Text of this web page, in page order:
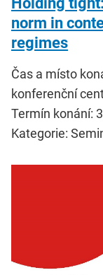
norm in
regimes
Čas a místo
konferenční
Termín konání:
Kategorie: